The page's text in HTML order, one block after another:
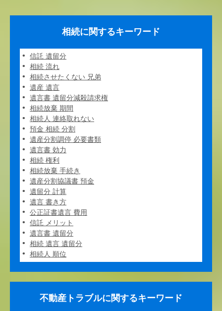
相続に関するキーワード
信託 遺留分
相続 流れ
相続させたくない 兄弟
遺産 遺言
遺言書 遺留分減殺請求権
相続放棄 期間
相続人 連絡取れない
預金 相続 分割
遺産分割調停 必要書類
遺言書 効力
相続 権利
相続放棄 手続き
遺産分割協議書 預金
遺留分 計算
遺言 書き方
公正証書遺言 費用
信託 メリット
遺言書 遺留分
相続 遺言 遺留分
相続人 順位
不動産トラブルに関するキーワード